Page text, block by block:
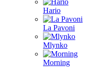
Hario
La Pavoni
Mlynko
Morning